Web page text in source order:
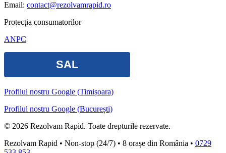
Email: contact@rezolvamrapid.ro
Protecția consumatorilor
ANPC
Profilul nostru Google (Timișoara)
Profilul nostru Google (București)
© 2026 Rezolvam Rapid. Toate drepturile rezervate.
Rezolvam Rapid • Non-stop (24/7) • 8 orașe din România • 0729